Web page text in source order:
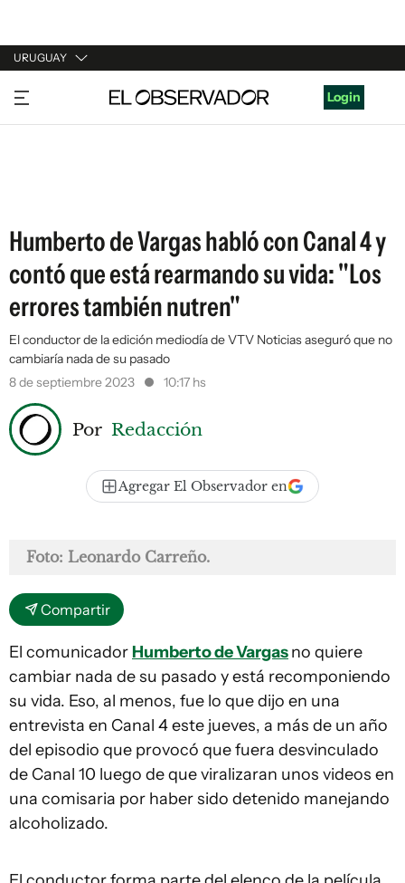
URUGUAY
URUGUAY
ARGENTINA
Login
Humberto de Vargas habló con Canal 4 y
contó que está rearmando su vida: "Los
errores también nutren"
El conductor de la edición mediodía de VTV Noticias aseguró que no
cambiaría nada de su pasado
8 de septiembre 2023
10:17 hs
Por Redacción
Agregar El Observador en
Foto: Leonardo Carreño.
Compartir
El comunicadorHumberto de Vargasno quiere
cambiar nada de su pasado y está recomponiendo
su vida. Eso, al menos, fue lo que dijo en una
entrevista en Canal 4 este jueves, a más de un año
del episodio que provocó que fuera desvinculado
de Canal 10 luego de que viralizaran unos videos en
una comisaria por haber sido detenido manejando
alcoholizado.